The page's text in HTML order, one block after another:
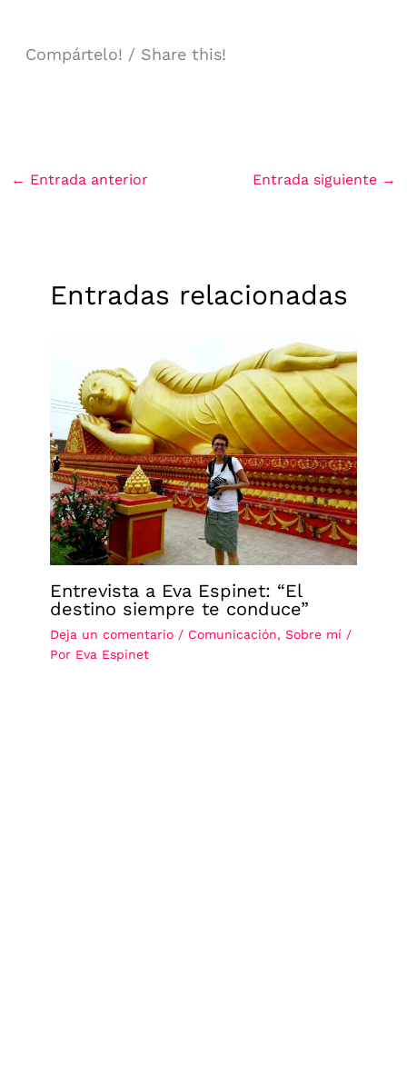
Compártelo! / Share this!
← Entrada anterior Entrada siguiente →
Entradas relacionadas
Entrevista a Eva Espinet: “El
destino siempre te conduce”
Deja un comentario / Comunicación, Sobre mí/
Por Eva Espinet